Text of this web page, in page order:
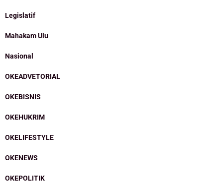
Legislatif
Mahakam Ulu
Nasional
OKEADVETORIAL
OKEBISNIS
OKEHUKRIM
OKELIFESTYLE
OKENEWS
OKEPOLITIK